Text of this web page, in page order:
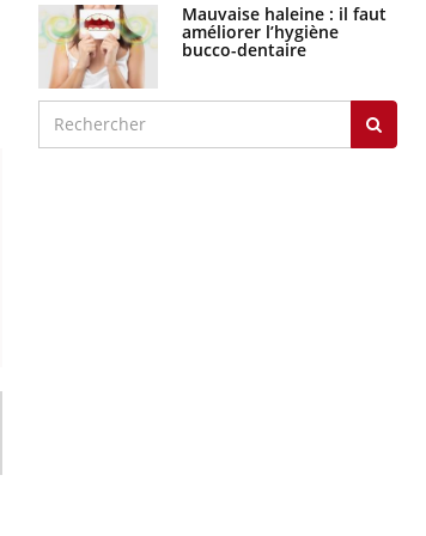
Mauvaise haleine : il faut
améliorer l’hygiène
bucco-dentaire